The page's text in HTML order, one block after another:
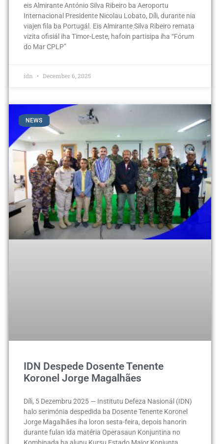
eis Almirante António Silva Ribeiro ba Aeroportu
Internacional Presidente Nicolau Lobato, Díli, durante nia
viajen fila ba Portugál. Eis Almirante Silva Ribeiro remata
vizita ofisiál iha Timor-Leste, hafoin partisipa iha “Fórum
do Mar CPLP”
idn December 6, 2025
NEWS
IDN Despede Dosente Tenente
Koronel Jorge Magalhães
Díli, 5 Dezembru 2025 — Institutu Defeza Nasionál (IDN)
halo serimónia despedida ba Dosente Tenente Koronel
Jorge Magalhães iha loron sesta-feira, depois hanorin
durante fulan ida matéria Operasaun Konjuntina no